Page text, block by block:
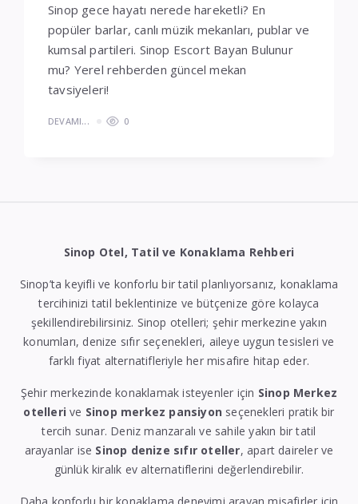
Sinop gece hayatı nerede hareketli? En
popüler barlar, canlı müzik mekanları, publar ve
kumsal partileri. Sinop Escort Bayan Bulunur
mu? Yerel rehberden güncel mekan
tavsiyeleri!
DEVAMI... 0
Sinop Otel, Tatil ve Konaklama Rehberi
Sinop’ta keyifli ve konforlu bir tatil planlıyorsanız, konaklama
tercihinizi tatil beklentinize ve bütçenize göre kolayca
şekillendirebilirsiniz. Sinop otelleri; şehir merkezine yakın
konumları, denize sıfır seçenekleri, aileye uygun tesisleri ve
farklı fiyat alternatifleriyle her misafire hitap eder.
Şehir merkezinde konaklamak isteyenler için Sinop Merkez
otelleri ve Sinop merkez pansiyon seçenekleri pratik bir
tercih sunar. Deniz manzaralı ve sahile yakın bir tatil
arayanlar ise Sinop denize sıfır oteller, apart daireler ve
günlük kiralık ev alternatiflerini değerlendirebilir.